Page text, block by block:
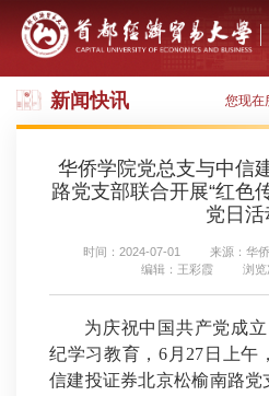
新闻快讯 您现在
华侨学院党总支与中信
路党支部联合开展“红色
党日活
时间：2024-07-01 来源：华
编辑：王彩霞
浏览
为庆祝中国共产党成
纪学习教育，6月27日上午
信建投证券北京松榆南路